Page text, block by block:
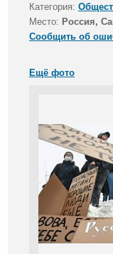
Категория:
Место: Россия,
Сообщить об
Ещё фото